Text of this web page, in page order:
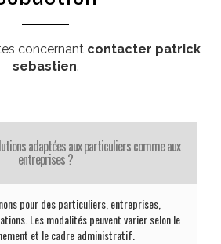
concernant contacter patrick
sebastien.
adaptées aux particuliers comme aux
entreprises ?
pour des particuliers, entreprises,
Les modalités peuvent varier selon le
et le cadre administratif.